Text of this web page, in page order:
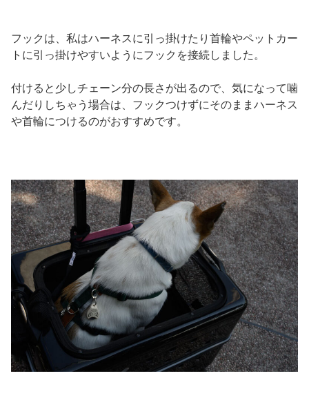
フックは、私はハーネスに引っ掛けたり首輪やペットカー
トに引っ掛けやすいようにフックを接続しました。
付けると少しチェーン分の長さが出るので、気になって噛
んだりしちゃう場合は、フックつけずにそのままハーネス
や首輪につけるのがおすすめです。